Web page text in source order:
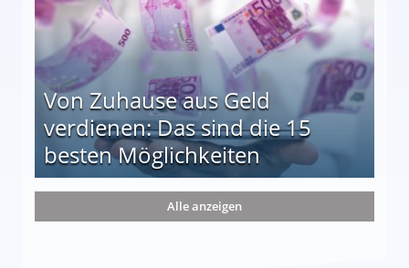
Von Zuhause aus Geld
verdienen: Das sind die 15
besten Möglichkeiten
die 15 besten Möglichkeiten
Alle anzeigen